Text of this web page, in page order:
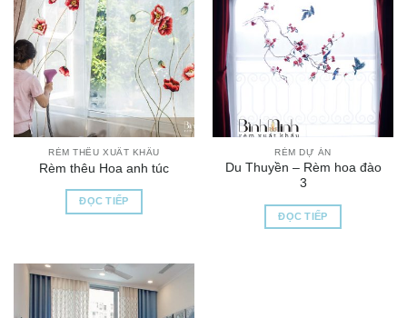
RÈM THÊU XUẤT KHẨU
Rèm thêu Hoa anh túc
ĐỌC TIẾP
RÈM DỰ ÁN
Du Thuyền – Rèm hoa đào
3
ĐỌC TIẾP